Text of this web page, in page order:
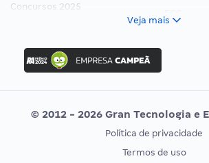
Concursos 2025
Concurso Ibama
Concurso MPU
Editais publicados
Vunesp
CONCURSOS POR PROFISSÃO
EXAME
Veja mais
© 2012 - 2026 Gran Tecnologia e
Política de privacidade
Termos de uso